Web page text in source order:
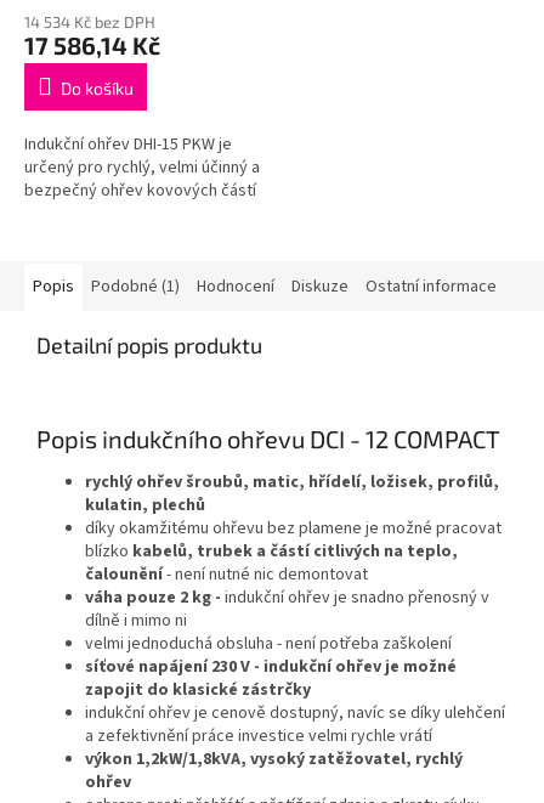
produktu
je
5,0
hvězdiček.
14 534 Kč bez DPH
17 586,14 Kč
Do košíku
Indukční ohřev DHI-15 PKW je
určený pro rychlý, velmi účinný a
bezpečný ohřev kovových částí
Popis Podobné (1) Hodnocení Diskuze Ostatní informace
Detailní popis produktu
Popis indukčního ohřevu DCI - 12 COMPACT
rychlý ohřev šroubů, matic, hřídelí, ložisek, profilů,
kulatin, plechů
díky okamžitému ohřevu bez plamene je možné pracovat
blízko kabelů, trubek a částí citlivých na teplo,
čalounění- není nutné nic demontovat
váha pouze 2 kg - indukční ohřev je snadno přenosný v
dílně i mimo ni
velmi jednoduchá obsluha - není potřeba zaškolení
síťové napájení 230 V - indukční ohřev je možné
zapojit do klasické zástrčky
indukční ohřev je cenově dostupný, navíc se díky ulehčení
a zefektivnění práce investice velmi rychle vrátí
výkon 1,2kW/1,8kVA, vysoký zatěžovatel, rychlý
ohřev